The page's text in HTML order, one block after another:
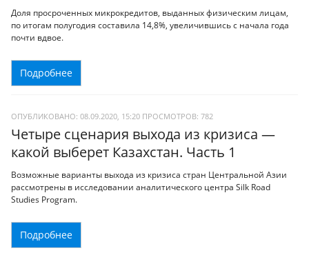
Доля просроченных микрокредитов, выданных физическим лицам,
по итогам полугодия составила 14,8%, увеличившись с начала года
почти вдвое.
Подробнее
ОПУБЛИКОВАНО: 08.09.2020, 15:20 ПРОСМОТРОВ: 782
Четыре сценария выхода из кризиса —
какой выберет Казахстан. Часть 1
Возможные варианты выхода из кризиса стран Центральной Азии
рассмотрены в исследовании аналитического центра Silk Road
Studies Program.
Подробнее